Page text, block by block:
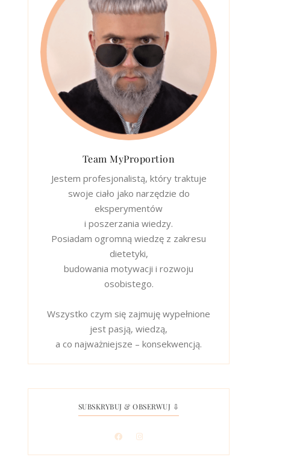
Team MyProportion
Jestem profesjonalistą, który traktuje
swoje ciało jako narzędzie do
eksperymentów
i poszerzania wiedzy.
Posiadam ogromną wiedzę z zakresu
dietetyki,
budowania motywacji i rozwoju
osobistego.
Wszystko czym się zajmuję wypełnione
jest pasją, wiedzą,
a co najważniejsze – konsekwencją.
SUBSKRYBUJ & OBSERWUJ ⇩